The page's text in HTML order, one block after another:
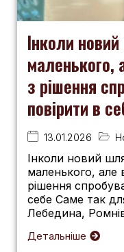
Інколи
маленького,
з рішення
повірити в
13.01.2026
Інколи новий
маленького, але
рішення
себе Саме так
Лебедина,
Детальніше